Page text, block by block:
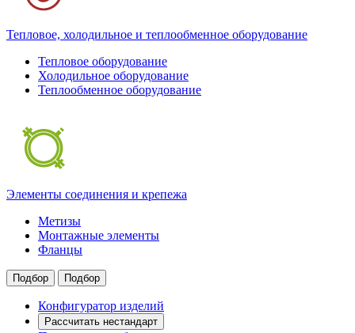
Тепловое, холодильное и теплообменное оборудование
Тепловое оборудование
Холодильное оборудование
Теплообменное оборудование
Элементы соединения и крепежа
Метизы
Монтажные элементы
Фланцы
Подбор Подбор
Конфигуратор изделий
Рассчитать нестандарт